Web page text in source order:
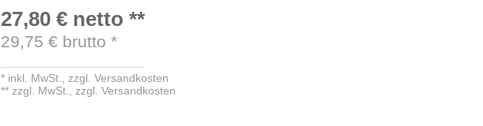
27,80 € netto **
29,75 € brutto *
* inkl. MwSt.,zzgl. Versandkosten
**zzgl. MwSt.,zzgl. Versandkosten